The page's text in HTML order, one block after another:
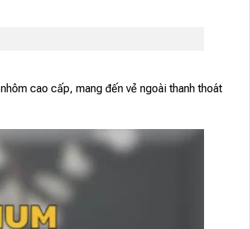
cao cấp, mang đến vẻ ngoài thanh thoát